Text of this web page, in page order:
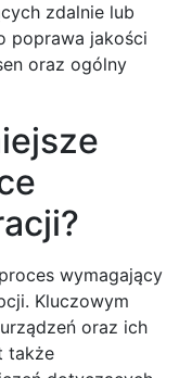
zdalnie lub
poprawa jakości
oraz ogólny
wymagający
Kluczowym
oraz ich
także